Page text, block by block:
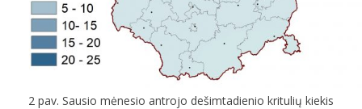
2 pav. Sausio mėnesio antrojo dešimtadienio kritulių kiekis